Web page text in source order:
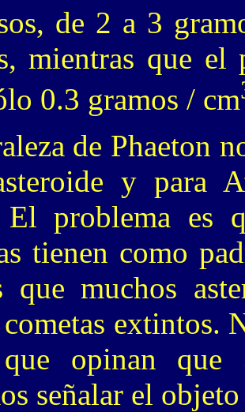
de 2 a 3
mientras que el
0.3 gramos / cm
de Phaeton
y para
problema es
tienen como
que muchos
extintos.
opinan que
señalar el